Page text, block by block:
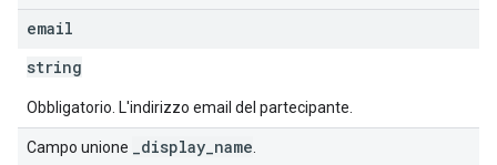
email
string
Obbligatorio. L'indirizzo email del partecipante.
Campo unione _display_name